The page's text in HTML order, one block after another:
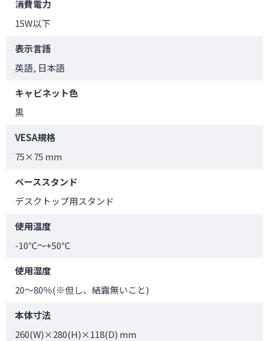
消費電力
15W以下
表示言語
英語, 日本語
キャビネット色
黒
VESA規格
75×75 mm
ベーススタンド
デスクトップ用スタンド
使用温度
-10℃～+50℃
使用湿度
20～80％(※但し、結露無いこと)
本体寸法
260(W)×280(H)×118(D) mm